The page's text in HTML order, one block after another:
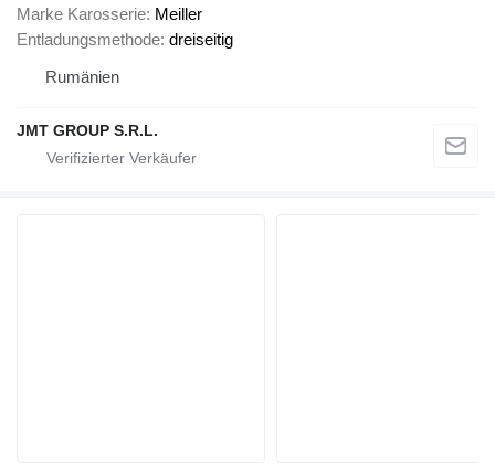
Marke Karosserie Meiller
Entladungsmethode dreiseitig
Rumänien
JMT GROUP S.R.L.